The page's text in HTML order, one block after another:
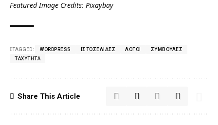
Featured Image Credits: Pixaybay
TAGGED: WORDPRESS ΙΣΤΟΣΕΛΊΔΕΣ ΛΌΓΟΙ
ΣΥΜΒΟΥΛΈΣ
ΤΑΧΎΤΗΤΑ
Share This Article